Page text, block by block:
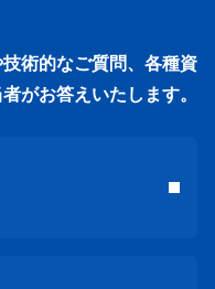
術的なご質問、各種資
がお答えいたします。